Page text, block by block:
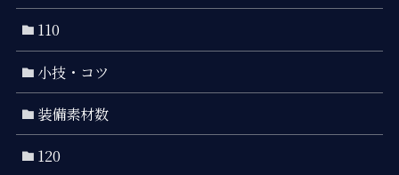
110
小技・コツ
装備素材数
120